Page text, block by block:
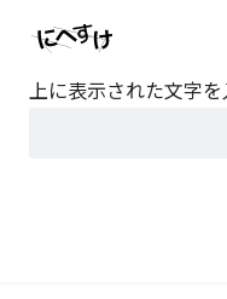
上に表示された文字を